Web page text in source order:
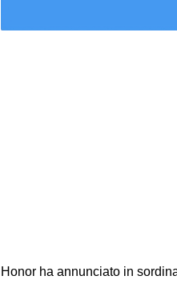
Honor ha annunciato in